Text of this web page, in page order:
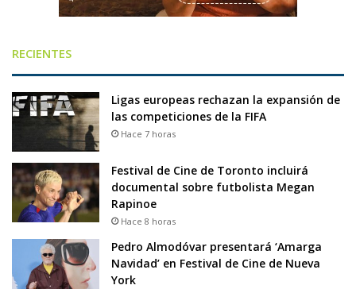
RECIENTES
Ligas europeas rechazan la expansión de
las competiciones de la FIFA
Hace 7 horas
Festival de Cine de Toronto incluirá
documental sobre futbolista Megan
Rapinoe
Hace 8 horas
Pedro Almodóvar presentará ‘Amarga
Navidad’ en Festival de Cine de Nueva
York